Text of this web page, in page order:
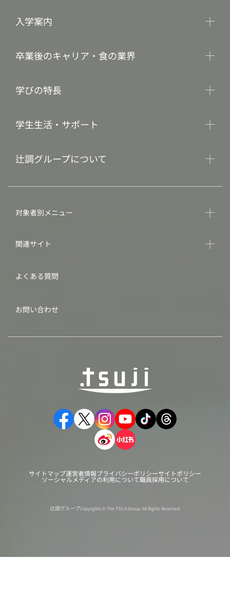
入学案内
卒業後のキャリア・食の業界
学びの特長
学生生活・サポート
辻調グループについて
対象者別メニュー
関連サイト
よくある質問
お問い合わせ
サイトマップ運営者情報プライバシーポリシーサイトポリシー
ソーシャルメディアの利用について職員採用について
辻調グループCopyrights © The TSUJI Group. All Rights Reserved.